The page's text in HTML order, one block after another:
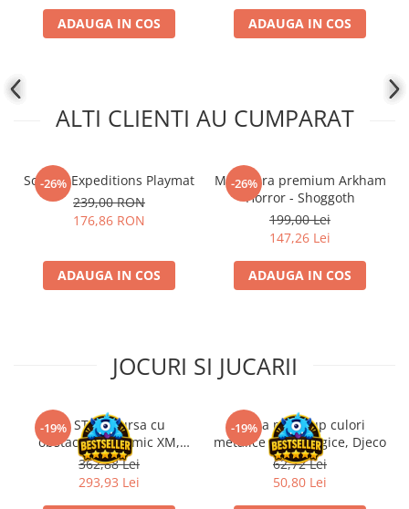
ADAUGA IN COS ADAUGA IN COS
ALTI CLIENTI AU CUMPARAT
-26%
Scythe: Expeditions Playmat
239,00 RON
176,86 RON
ADAUGA IN COS
-26%
Miniatura premium Arkham
Horror - Shoggoth
199,00 Lei
147,26 Lei
ADAUGA IN COS
JOCURI SI JUCARII
-19%Kit STEM Cursa cu
obstacole Dynamic XM,
Fischertechnik
362,88 Lei
293,93 Lei
-19%
Trusa make-up culori
metalice non alergice, Djeco
62,72 Lei
50,80 Lei